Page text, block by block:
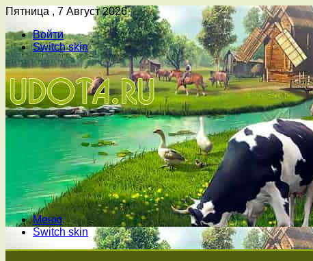
Пятница , 7 Август 2026
Войти
Switch skin
Меню
Switch skin